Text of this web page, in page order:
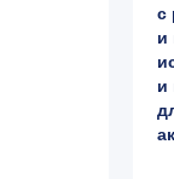
с
и
и